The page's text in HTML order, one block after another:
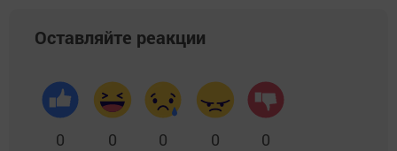
Оставляйте реакции
0 0 0 0 0